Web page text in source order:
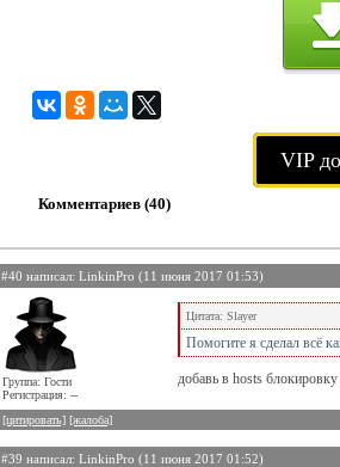
VIP
Комментариев (40)
#40 написал: LinkinPro (11 июня 2017 01:53)
Группа: Гости
Регистрация: --
Цитата: Slayer
Помогите я сделал всё
добавь в hosts
[цитировать] [жалоба]
#39 написал: LinkinPro (11 июня 2017 01:52)